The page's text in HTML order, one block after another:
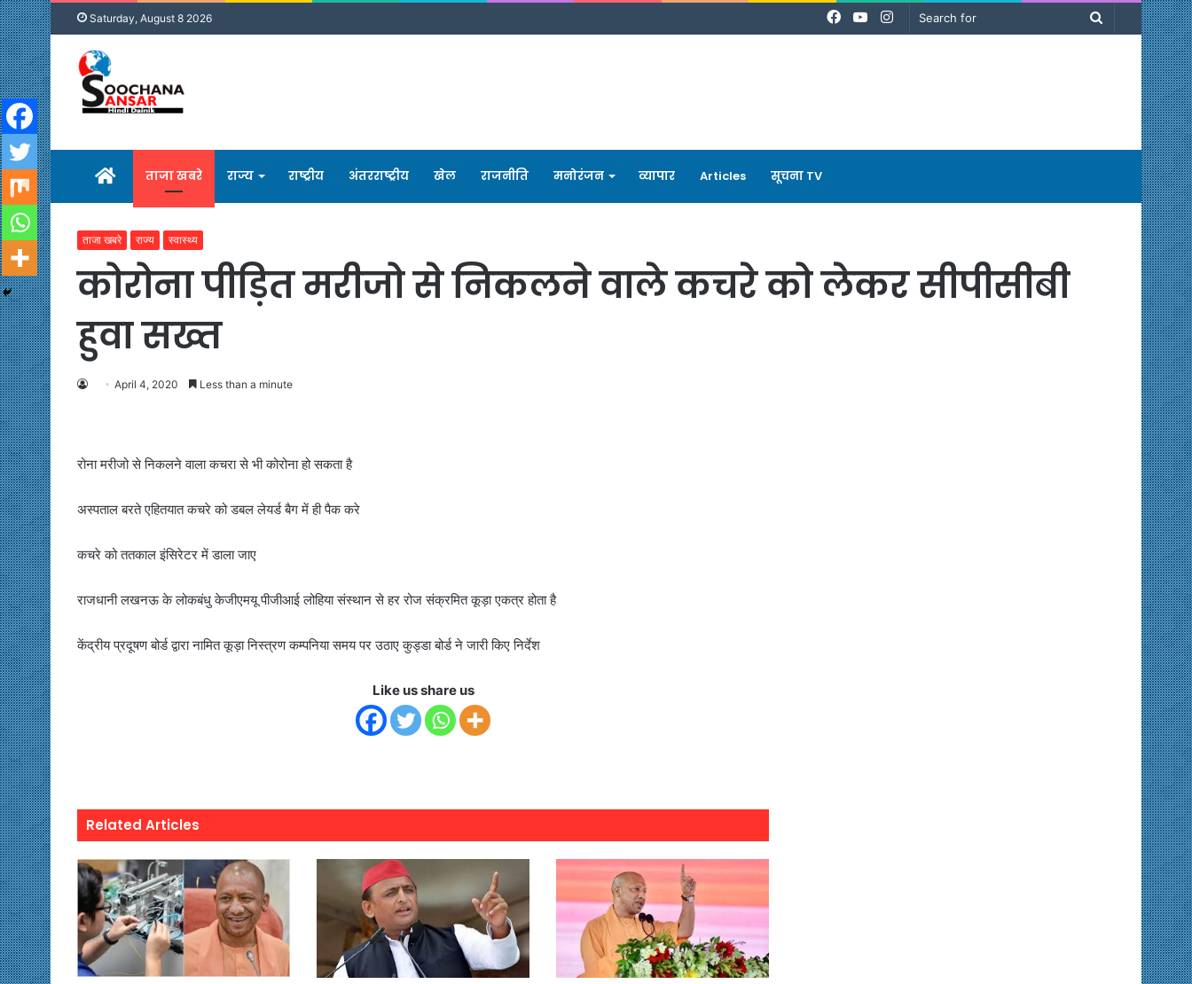
Saturday, August 8 2026
Search
Instagram
YouTube
Facebook
होम ताजा खबरे राज्य राष्ट्रीय अंतरराष्ट्रीय खेल राजनीति मनोरंजन व्यापार Articles सूचना TV
ताजा खबरे राज्य स्वास्थ्य
कोरोना पीड़ित मरीजो से निकलने वाले कचरे को लेकर सीपीसीबी
हुवा सख्त
April 4, 2020 Less than a minute
रोना मरीजो से निकलने वाला कचरा से भी कोरोना हो सकता है
अस्पताल बरते एहितयात कचरे को डबल लेयर्ड बैग में ही पैक करे
कचरे को ततकाल इंसिरेटर में डाला जाए
राजधानी लखनऊ के लोकबंधु केजीएमयू पीजीआई लोहिया संस्थान से हर रोज संक्रमित कूड़ा एकत्र होता है
केंद्रीय प्रदूषण बोर्ड द्वारा नामित कूड़ा निस्त्रण कम्पनिया समय पर उठाए कुड्डा बोर्ड ने जारी किए निर्देश
Like us share us
Related Articles